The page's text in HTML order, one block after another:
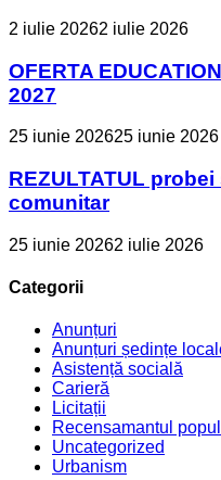
2 iulie 20262 iulie 2026
OFERTA
2027
25 iunie 202625 iunie 2026
REZULTATUL
comunitar
25 iunie 20262 iulie 2026
Categorii
Anunțuri
Anunțuri ședințe
Asistență socială
Carieră
Licitații
Recensamantul
Uncategorized
Urbanism